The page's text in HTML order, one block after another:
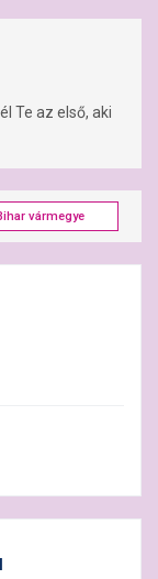
Te az első, aki
vármegye